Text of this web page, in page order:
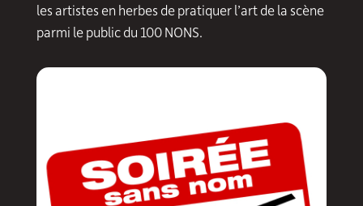
les artistes en herbes de pratiquer l’art de la scène
parmi le public du 100 NONS.